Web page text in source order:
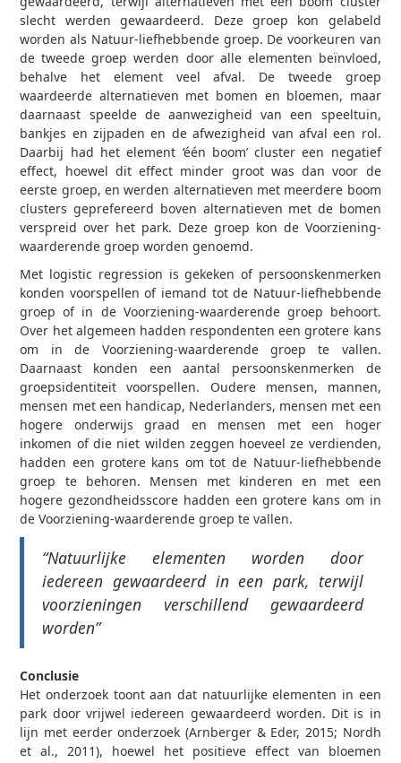
slecht werden gewaardeerd. Deze groep kon gelabeld
worden als Natuur-liefhebbende groep. De voorkeuren van
de tweede groep werden door alle elementen beïnvloed,
behalve het element veel afval. De tweede groep
waardeerde alternatieven met bomen en bloemen, maar
daarnaast speelde de aanwezigheid van een speeltuin,
bankjes en zijpaden en de afwezigheid van afval een rol.
Daarbij had het element ‘één boom’ cluster een negatief
effect, hoewel dit effect minder groot was dan voor de
eerste groep, en werden alternatieven met meerdere boom
clusters geprefereerd boven alternatieven met de bomen
verspreid over het park. Deze groep kon de Voorziening-
waarderende groep worden genoemd.
Met logistic regression is gekeken of persoonskenmerken
konden voorspellen of iemand tot de Natuur-liefhebbende
groep of in de Voorziening-waarderende groep behoort.
Over het algemeen hadden respondenten een grotere kans
om in de Voorziening-waarderende groep te vallen.
Daarnaast konden een aantal persoonskenmerken de
groepsidentiteit voorspellen. Oudere mensen, mannen,
mensen met een handicap, Nederlanders, mensen met een
hogere onderwijs graad en mensen met een hoger
inkomen of die niet wilden zeggen hoeveel ze verdienden,
hadden een grotere kans om tot de Natuur-liefhebbende
groep te behoren. Mensen met kinderen en met een
hogere gezondheidsscore hadden een grotere kans om in
de Voorziening-waarderende groep te vallen.
“Natuurlijke elementen worden door
iedereen gewaardeerd in een park, terwijl
voorzieningen verschillend gewaardeerd
worden”
Conclusie
Het onderzoek toont aan dat natuurlijke elementen in een
park door vrijwel iedereen gewaardeerd worden. Dit is in
lijn met eerder onderzoek (Arnberger & Eder, 2015; Nordh
et al., 2011), hoewel het positieve effect van bloemen